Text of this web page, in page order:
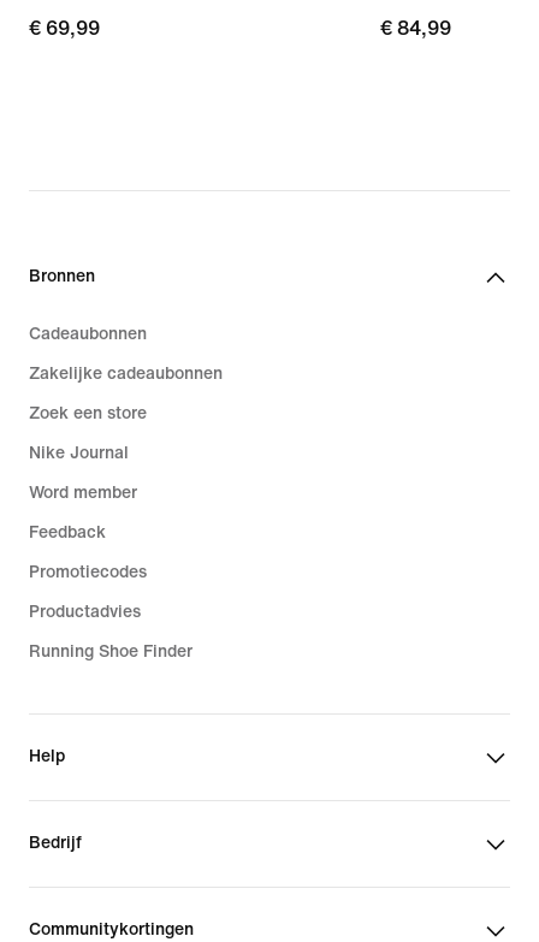
€ 69,99
€ 69,99
€ 84,99
€ 84,99
Bronnen
Cadeaubonnen
Zakelijke cadeaubonnen
Zoek een store
Nike Journal
Word member
Feedback
Promotiecodes
Productadvies
Running Shoe Finder
Help
Bedrijf
Communitykortingen